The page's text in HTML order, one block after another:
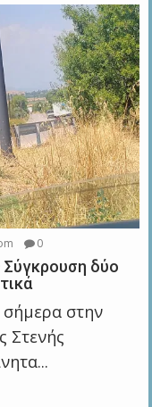
0
Σύγκρουση δύο
στην
Στενής